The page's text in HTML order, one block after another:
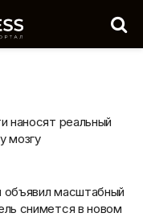
наносят реальный
мозгу
масштабный
снимется в новом